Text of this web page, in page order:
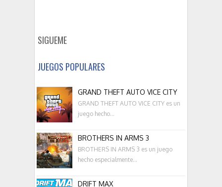
SIGUEME
JUEGOS POPULARES
GRAND THEFT AUTO VICE CITY
GRAND THEFT AUTO VICE CITY es un
juego hecho...
BROTHERS IN ARMS 3
BROTHERS IN ARMS 3 es un juego
hecho especialmente...
DRIFT MAX